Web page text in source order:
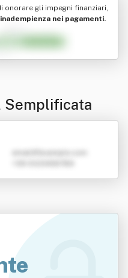
onorare gli impegni finanziari,
nei pagamenti.
Semplificata